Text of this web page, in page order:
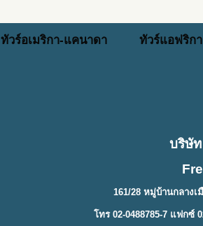
ทัวร์อเมริกา-แคนาดา ทัวร์แอฟริกา
บริษัท
161/28 หมู่บ้านกลาง
โทร 02-0488785-7 แฟกซ์